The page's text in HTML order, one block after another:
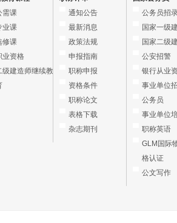
需课
业课
修课
业资格
级建造师继续教
通知公告
最新消息
政策法规
申报指南
职称申报
资格条件
职称论文
表格下载
杂志期刊
公务员招
国家一级
国家二级
公安招警
银行从业
事业单位
公务员
事业单位
职称英语
GLM国际
格认证
公文写作